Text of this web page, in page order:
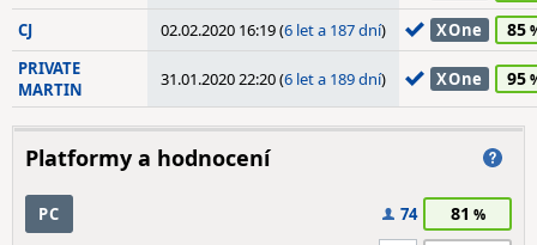
CJ 02.02.2020 16:19 (6 let a 187 dní) XOne 85
PRIVATE
MARTIN
31.01.2020 22:20 (6 let a 189 dní) XOne 95
Platformy a hodnocení
PC 74 81